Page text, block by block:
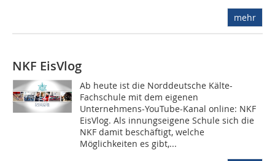
mehr
NKF EisVlog
Ab heute ist die Norddeutsche Kälte-
Fachschule mit dem eigenen
Unternehmens-YouTube-Kanal online: NKF
EisVlog. Als innungseigene Schule sich die
NKF damit beschäftigt, welche
Möglichkeiten es gibt,...